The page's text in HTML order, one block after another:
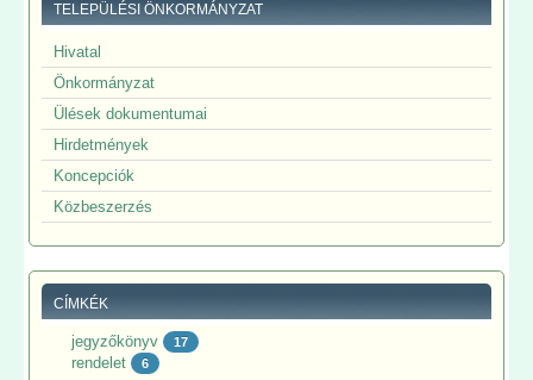
TELEPÜLÉSI ÖNKORMÁNYZAT
Hivatal
Önkormányzat
Ülések dokumentumai
Hirdetmények
Koncepciók
Közbeszerzés
CÍMKÉK
jegyzőkönyv 17
rendelet 6